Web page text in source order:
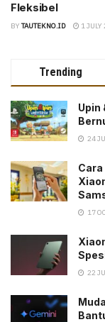
Fleksibel
BY TAUTEKNO.ID 1
Trending
Upin
24
17
22